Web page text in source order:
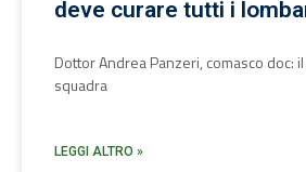
deve curare tutti i
Dottor Andrea Panzeri, comasco doc:
squadra
LEGGI ALTRO »